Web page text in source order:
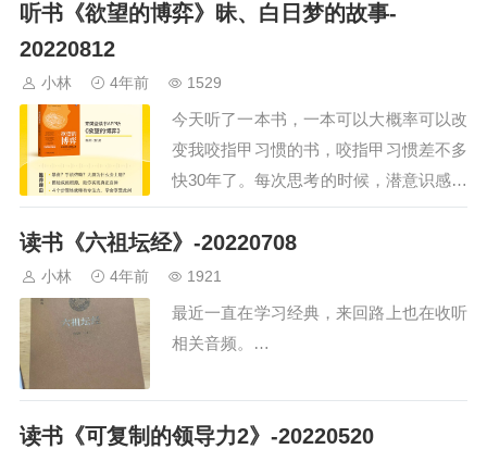
听书《欲望的博弈》昧、白日梦的故事-
20220812
小林 4年前 1529
今天听了一本书，一本可以大概率可以改
变我咬指甲习惯的书，咬指甲习惯差不多
快30年了。每次思考的时候，潜意识感受
到压力的时候，就会不由自主咬指甲。…
读书《六祖坛经》-20220708
小林 4年前 1921
最近一直在学习经典，来回路上也在收听
相关音频。…
读书《可复制的领导力2》-20220520